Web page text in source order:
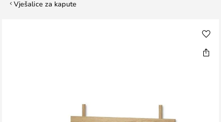
Vješalice za kapute